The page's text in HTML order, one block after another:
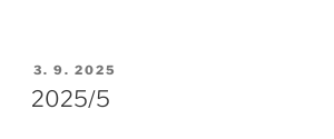
PUBLIKOVÁNO
3. 9. 2025
2025/5